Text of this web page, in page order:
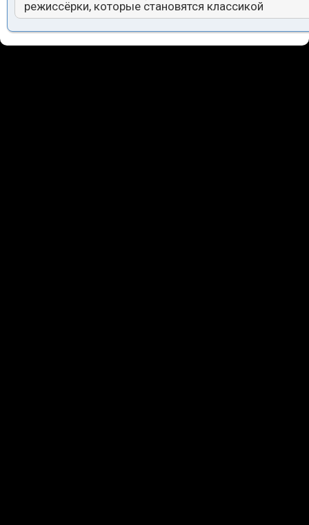
режиссёрки, которые становятся классикой